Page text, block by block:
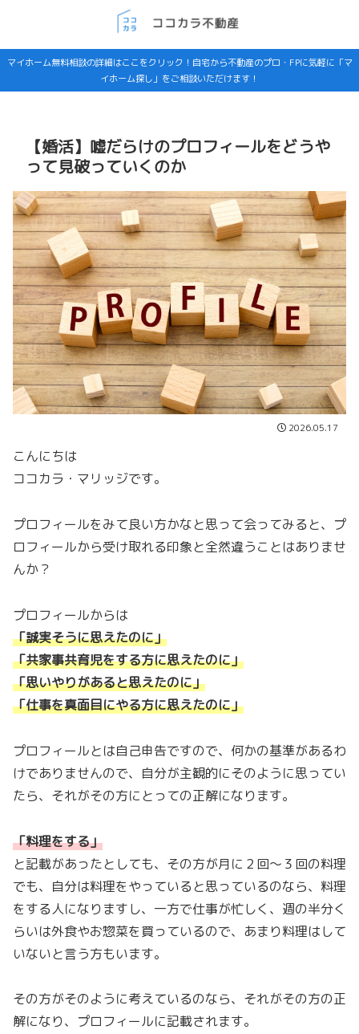
マイホーム無料相談の詳細はここをクリック！自宅から不動産のプロ・FPに気軽に「マ
イホーム探し」をご相談いただけます！
【婚活】嘘だらけのプロフィールをどうや
って見破っていくのか
2026.05.17
こんにちは
ココカラ・マリッジです。
プロフィールをみて良い方かなと思って会ってみると、プ
ロフィールから受け取れる印象と全然違うことはありませ
んか？
プロフィールからは
「誠実そうに思えたのに」
「共家事共育児をする方に思えたのに」
「思いやりがあると思えたのに」
「仕事を真面目にやる方に思えたのに」
プロフィールとは自己申告ですので、何かの基準があるわ
けでありませんので、自分が主観的にそのように思ってい
たら、それがその方にとっての正解になります。
「料理をする」
と記載があったとしても、その方が月に２回〜３回の料理
でも、自分は料理をやっていると思っているのなら、料理
をする人になりますし、一方で仕事が忙しく、週の半分く
らいは外食やお惣菜を買っているので、あまり料理はして
いないと言う方もいます。
その方がそのように考えているのなら、それがその方の正
解になり、プロフィールに記載されます。